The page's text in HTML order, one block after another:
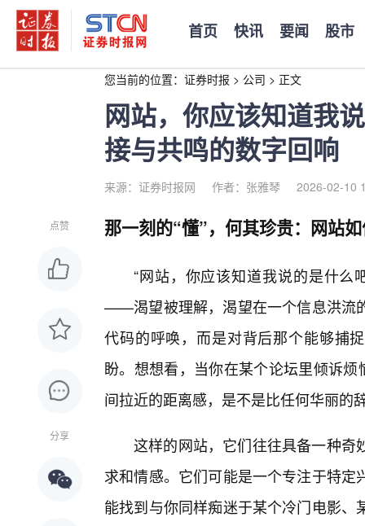
首页 快讯 要闻 股市
您当前的位置： 证券时报 > 公司 > 正文
网站，你应该知道我
接与共鸣的数字回响
来源：证券时报网 作者：张雅琴 2026-02-10
点赞
分享
那一刻的“懂”，何其珍贵：网站
“网站，你应该知道我说的是什么
——渴望被理解，渴望在一个信息洪流
代码的呼唤，而是对背后那个能够捕
盼。想想看，当你在某个论坛里倾诉
间拉近的距离感，是不是比任何华丽的
这样的网站，它们往往具备一种奇
求和情感。它们可能是一个专注于特
能找到与你同样痴迷于某个冷门电影